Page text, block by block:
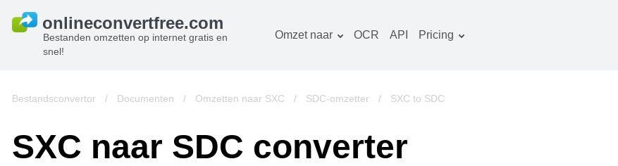
Bestanden omzetten op internet gratis en
snel!
Omzet naar
Beeld converter
Boeken converter
OCR API Pricing
Bestandsconvertor / Documenten / Omzetten naar SXC / SDC-omzetter / SXC to SDC
SXC naar SDC converter